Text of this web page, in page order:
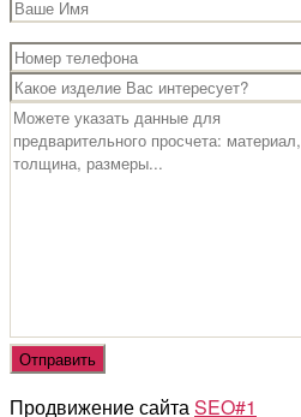
Продвижение сайтаSEO#1